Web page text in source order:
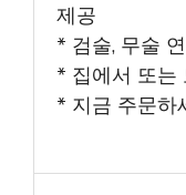
제공
* 검술, 무술
* 집에서 또는
* 지금 주문하